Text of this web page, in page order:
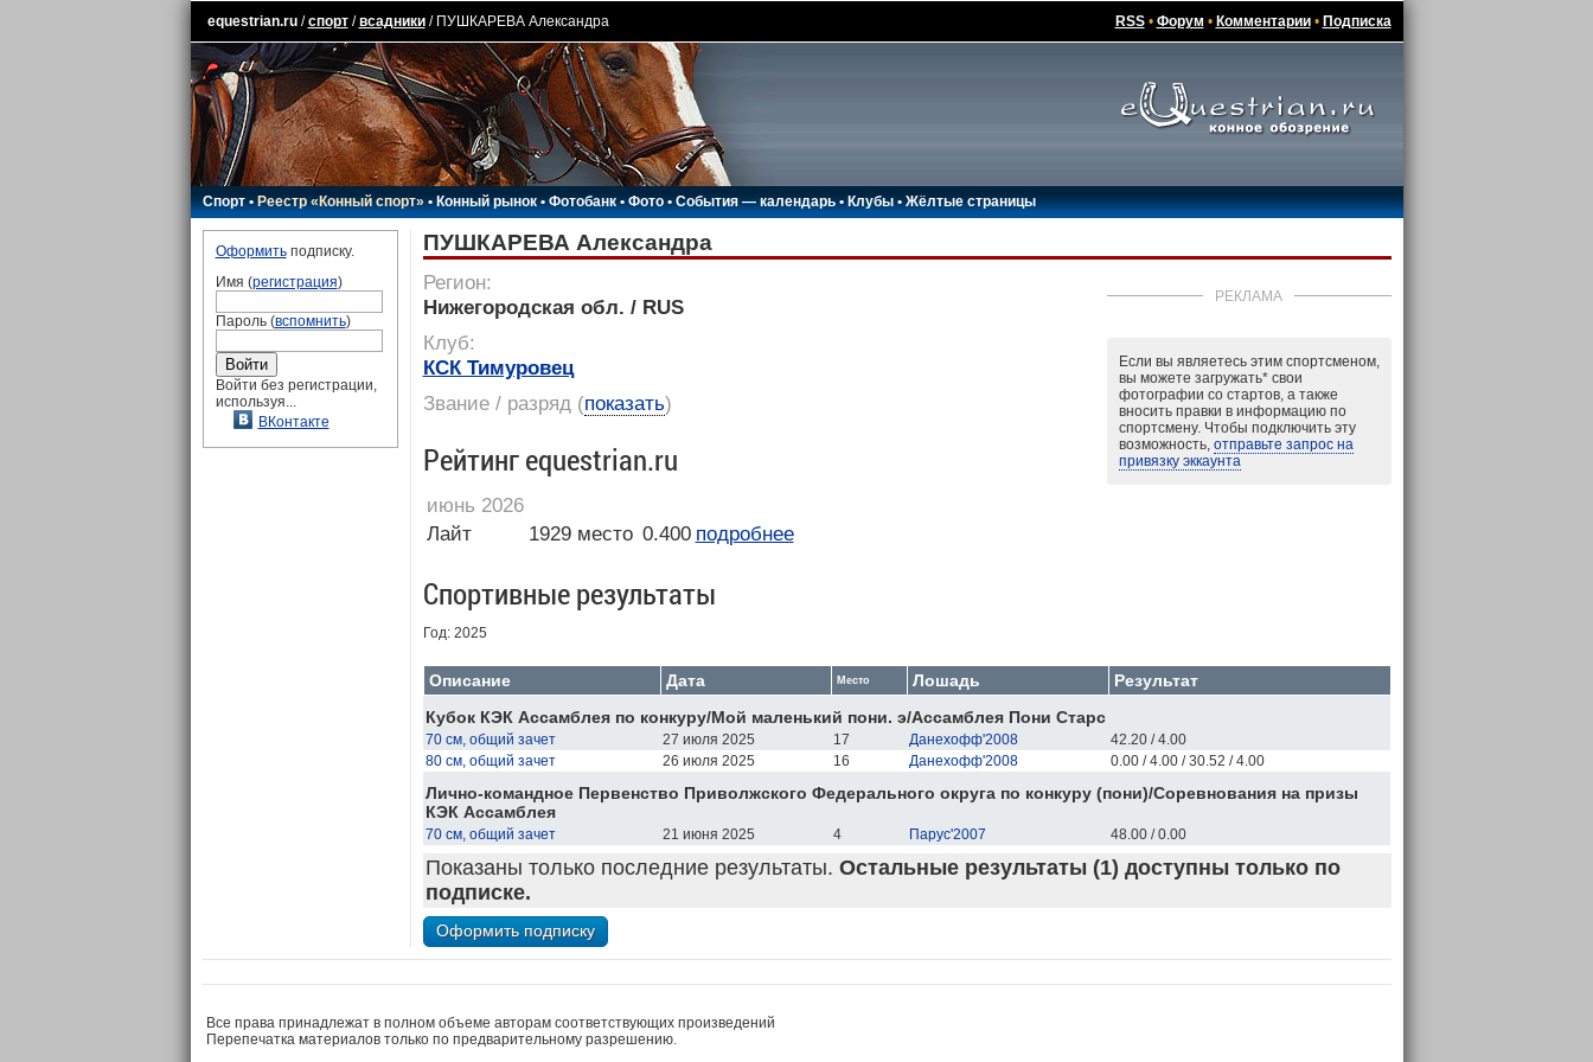
equestrian.ru/спорт/всадники/ ПУШКАРЕВА Александра RSS• Форум • Комментарии• Подписка
Спорт•Реестр «Конный спорт»•Конный рынок•Фотобанк •Фото•События — календарь•Клубы •Жёлтые страницы
Оформитьподписку.
Имя (регистрация)
Пароль (вспомнить)
Войти без регистрации,
используя...
ВКонтакте
ПУШКАРЕВА Александра
РЕКЛАМА
Если вы являетесь этим спортсменом,
вы можете загружать*свои
фотографии со стартов, а также
вносить правки в информацию по
спортсмену. Чтобы подключить эту
возможность, отправьте запрос на
привязку эккаунта
Регион:
Нижегородская обл. / RUS
Клуб:
КСК Тимуровец
Звание / разряд(показать)
Рейтинг equestrian.ru
июнь 2026
Лайт
1929 место 0.400 подробнее
Спортивные результаты
Год: 2025
Описание Дата Место Лошадь
Результат
Кубок КЭК Ассамблея по конкуру/Мой маленький пони. э/Ассамблея Пони Старс
70 см, общий зачет 27 июля 2025 17 Данехофф'2008
42.20 / 4.00
80 см, общий зачет
26 июля 2025 16 Данехофф'2008 0.00 / 4.00 / 30.52 / 4.00
Лично-командное Первенство Приволжского Федерального округа по конкуру (пони)/Соревнования на призы
КЭК Ассамблея
70 см, общий зачет 21 июня 2025 4 Парус'2007 48.00 / 0.00
Показаны только последние результаты. Остальные результаты (1) доступны только по
подписке.
Все права принадлежат в полном объеме авторам соответствующих произведений
Перепечатка материалов только по предварительному разрешению.